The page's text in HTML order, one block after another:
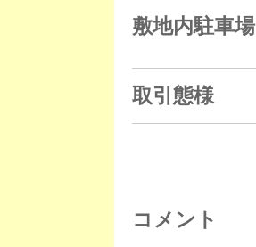
敷地内駐車場
取引態様
コメント